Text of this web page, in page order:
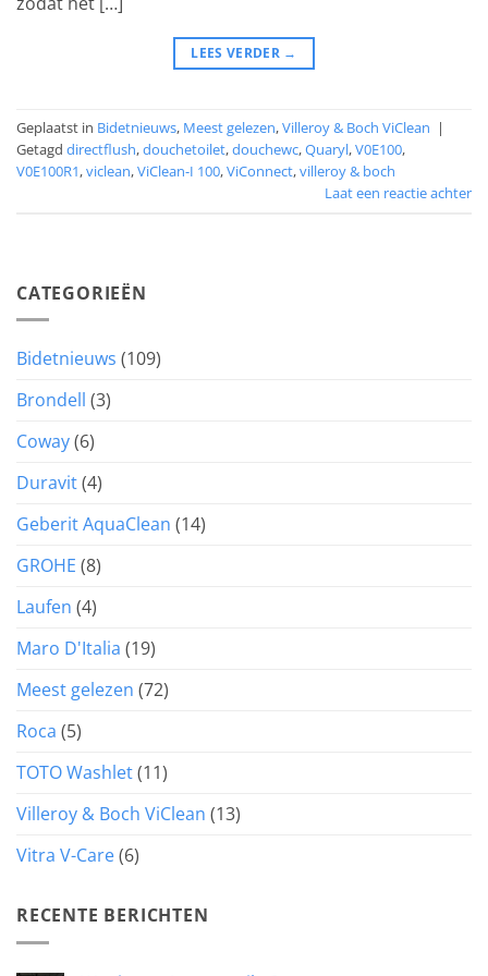
LEES VERDER →
Geplaatst in Bidetnieuws, Meest gelezen,Villeroy & Boch ViClean |
Getagd directflush,douchetoilet,douchewc,Quaryl,V0E100,
V0E100R1,viclean,ViClean-I 100,ViConnect,villeroy & boch
Laat een reactie achter
CATEGORIEËN
Bidetnieuws (109)
Brondell (3)
Coway(6)
Duravit(4)
Geberit AquaClean (14)
GROHE (8)
Laufen (4)
Maro D'Italia (19)
Meest gelezen (72)
Roca (5)
TOTO Washlet(11)
Villeroy & Boch ViClean (13)
Vitra V-Care(6)
RECENTE BERICHTEN